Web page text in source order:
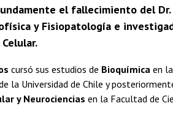
el fallecimiento del Dr.
y Fisiopatología e
cursó sus estudios de Bioquímica en
la Universidad de Chile y
y Neurociencias en la Facultad de